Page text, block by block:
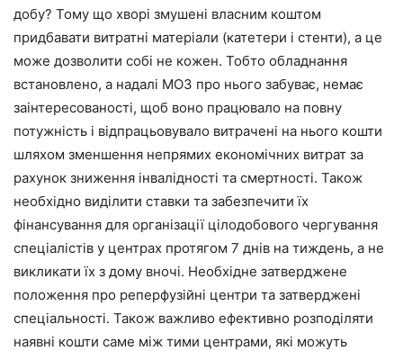
добу? Тому що хворі змушені власним коштом
придбавати витратні матеріали (катетери і стенти), а це
може дозволити собі не кожен. Тобто обладнання
встановлено, а надалі МОЗ про нього забуває, немає
заінтересованості, щоб воно працювало на повну
потужність і відпрацьовувало витрачені на нього кошти
шляхом зменшення непрямих економічних витрат за
рахунок зниження інвалідності та смертності. Також
необхідно виділити ставки та забезпечити їх
фінансування для організації цілодобового чергування
спеціалістів у центрах протягом 7 днів на тиждень, а не
викликати їх з дому вночі. Необхідне затверджене
положення про реперфузійні центри та затверджені
спеціальності. Також важливо ефективно розподіляти
наявні кошти саме між тими центрами, які можуть